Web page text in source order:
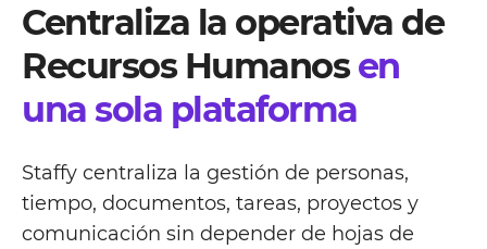
Centraliza la operativa de
Recursos Humanosen
una sola plataforma
Staffy centraliza la gestión de personas,
tiempo, documentos, tareas, proyectos y
comunicación sin depender de hojas de